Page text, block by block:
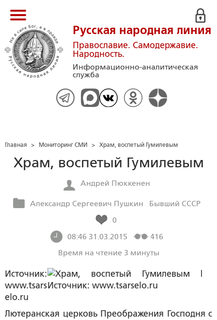
Русская народная линия
Православие. Самодержавие.
Народность.
Информационно-аналитическая
служба
Главная > Мониторинг СМИ > Храм, воспетый Гумилевым
Храм, воспетый Гумилевым
Андрей Пюккенен
Александр Сергеевич Пушкин
Бывший СССР
0
08:46 31.03.2015
416
Время на чтение 3 минуты
Источник:
www.tsars
elo.ru
Лютеранская церковь Преображения Господня с